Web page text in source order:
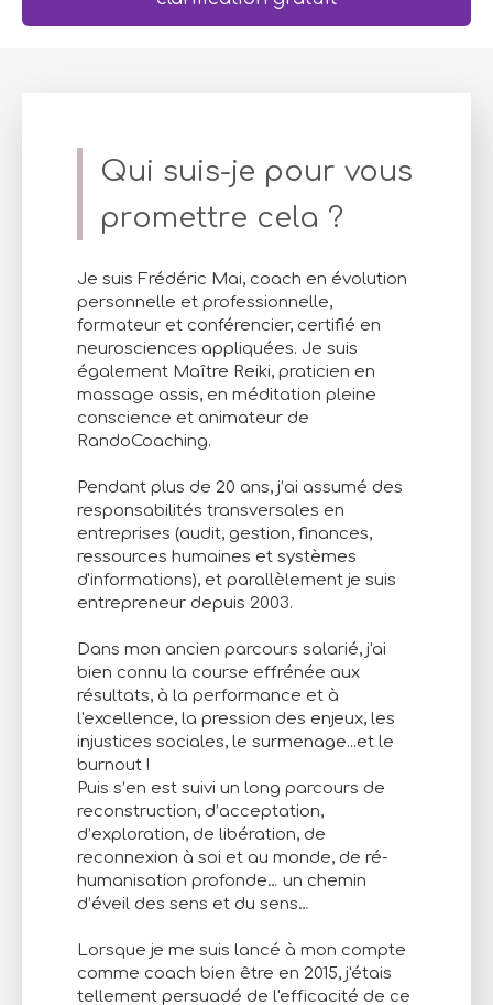
Qui suis-je pour vous
promettre cela ?
Je suis Frédéric Mai, coach en évolution
personnelle et professionnelle,
formateur et conférencier, certifié en
neurosciences appliquées. Je suis
également Maître Reiki, praticien en
massage assis, en méditation pleine
conscience et animateur de
RandoCoaching.
Pendant plus de 20 ans, j’ai assumé des
responsabilités transversales en
entreprises (audit, gestion, finances,
ressources humaines et systèmes
d'informations), et parallèlement je suis
entrepreneur depuis 2003.
Dans mon ancien parcours salarié, j'ai
bien connu la course effrénée aux
résultats, à la performance et à
l'excellence, la pression des enjeux, les
injustices sociales, le surmenage...et le
burnout !
Puis s’en est suivi un long parcours de
reconstruction, d’acceptation,
d’exploration, de libération, de
reconnexion à soi et au monde, de ré-
humanisation profonde… un chemin
d’éveil des sens et du sens…
Lorsque je me suis lancé à mon compte
comme coach bien être en 2015, j'étais
tellement persuadé de l'efficacité de ce